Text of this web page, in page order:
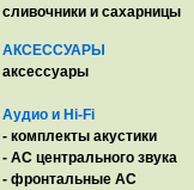
сливочники и сахарницы
АКСЕССУАРЫ
аксессуары
Аудио и Hi-Fi
- комплекты акустики
- AC центрального звука
- фронтальные АС